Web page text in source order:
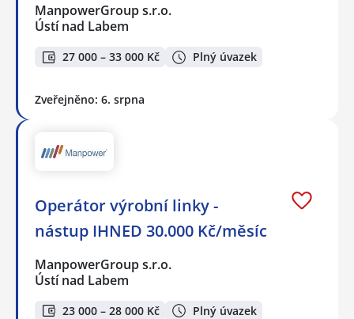
ManpowerGroup s.r.o.
Ústí nad Labem
27 000 – 33 000 Kč Plný úvazek
Zveřejněno: 6. srpna
Operátor výrobní linky -
nástup IHNED 30.000 Kč/měsíc
ManpowerGroup s.r.o.
Ústí nad Labem
23 000 – 28 000 Kč Plný úvazek